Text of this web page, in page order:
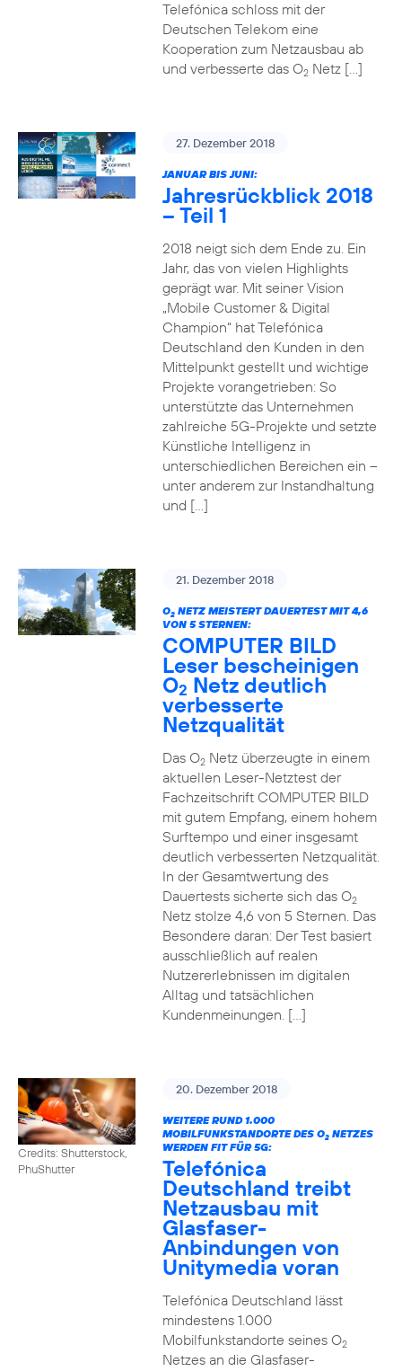
Telefónica schloss mit der
Deutschen Telekom eine
Kooperation zum Netzausbau ab
und verbesserte das O2Netz […]
27. Dezember 2018
JANUAR BIS JUNI:
Jahresrückblick 2018
– Teil 1
2018 neigt sich dem Ende zu. Ein
Jahr, das von vielen Highlights
geprägt war. Mit seiner Vision
„Mobile Customer & Digital
Champion“ hat Telefónica
Deutschland den Kunden in den
Mittelpunkt gestellt und wichtige
Projekte vorangetrieben: So
unterstützte das Unternehmen
zahlreiche 5G-Projekte und setzte
Künstliche Intelligenz in
unterschiedlichen Bereichen ein –
unter anderem zur Instandhaltung
und […]
21. Dezember 2018
O2NETZ MEISTERT DAUERTEST MIT 4,6
VON 5 STERNEN:
COMPUTER BILD
Leser bescheinigen
O2 Netz deutlich
verbesserte
Netzqualität
Das O2Netz überzeugte in einem
aktuellen Leser-Netztest der
Fachzeitschrift COMPUTER BILD
mit gutem Empfang, einem hohem
Surftempo und einer insgesamt
deutlich verbesserten Netzqualität.
In der Gesamtwertung des
Dauertests sicherte sich das O2
Netz stolze 4,6 von 5 Sternen. Das
Besondere daran: Der Test basiert
ausschließlich auf realen
Nutzererlebnissen im digitalen
Alltag und tatsächlichen
Kundenmeinungen. […]
Credits: Shutterstock,
PhuShutter
20. Dezember 2018
WEITERE RUND 1.000
MOBILFUNKSTANDORTE DES O2NETZES
WERDEN FIT FÜR 5G:
Telefónica
Deutschland treibt
Netzausbau mit
Glasfaser-
Anbindungen von
Unitymedia voran
Telefónica Deutschland lässt
mindestens 1.000
Mobilfunkstandorte seines O2
Netzes an die Glasfaser-